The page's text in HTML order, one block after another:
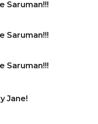
Saruman!!!
Saruman!!!
Saruman!!!
Jane!